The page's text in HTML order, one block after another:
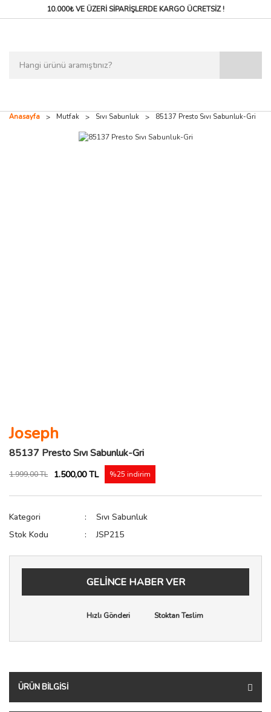
10.000₺ VE ÜZERİ SİPARİŞLERDEKARGO ÜCRETSİZ !
Anasayfa Mutfak Sıvı Sabunluk 85137 Presto Sıvı Sabunluk-Gri
Joseph
85137 Presto Sıvı Sabunluk-Gri
1.999,00 TL 1.500,00 TL %25 indirim
Kategori
Sıvı Sabunluk
Stok Kodu
JSP215
GELİNCE HABER VER
Hızlı Gönderi Stoktan Teslim
ÜRÜN BILGISI